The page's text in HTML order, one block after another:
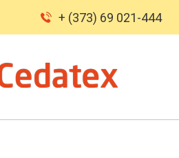
+ (373) 69 021-444